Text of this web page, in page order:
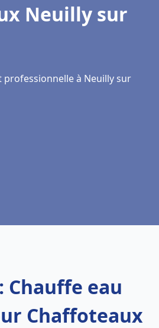
Neuilly sur
à Neuilly sur
Chauffe eau
Chaffoteaux